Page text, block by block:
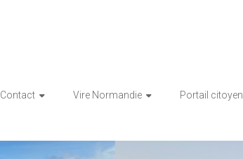
Contact Vire Normandie Portail citoyen